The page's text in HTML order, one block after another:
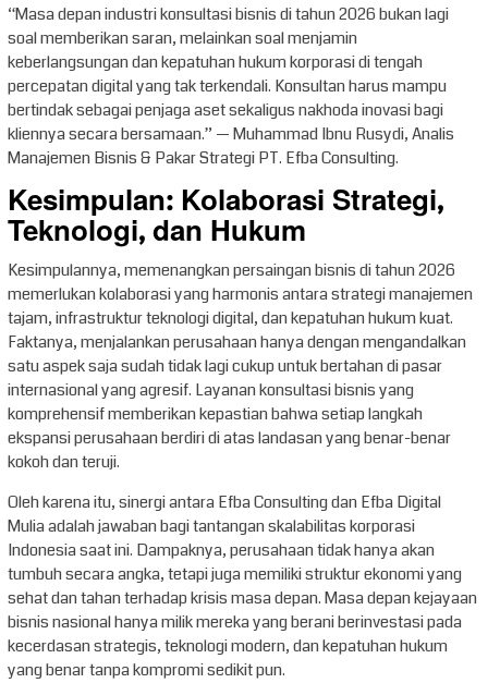
“Masa depan industri konsultasi bisnis di tahun 2026 bukan lagi
soal memberikan saran, melainkan soal menjamin
keberlangsungan dan kepatuhan hukum korporasi di tengah
percepatan digital yang tak terkendali. Konsultan harus mampu
bertindak sebagai penjaga aset sekaligus nakhoda inovasi bagi
kliennya secara bersamaan.” — Muhammad Ibnu Rusydi, Analis
Manajemen Bisnis & Pakar Strategi PT. Efba Consulting.
Kesimpulan: Kolaborasi Strategi,
Teknologi, dan Hukum
Kesimpulannya, memenangkan persaingan bisnis di tahun 2026
memerlukan kolaborasi yang harmonis antara strategi manajemen
tajam, infrastruktur teknologi digital, dan kepatuhan hukum kuat.
Faktanya, menjalankan perusahaan hanya dengan mengandalkan
satu aspek saja sudah tidak lagi cukup untuk bertahan di pasar
internasional yang agresif. Layanan konsultasi bisnis yang
komprehensif memberikan kepastian bahwa setiap langkah
ekspansi perusahaan berdiri di atas landasan yang benar-benar
kokoh dan teruji.
Oleh karena itu, sinergi antara Efba Consulting dan Efba Digital
Mulia adalah jawaban bagi tantangan skalabilitas korporasi
Indonesia saat ini. Dampaknya, perusahaan tidak hanya akan
tumbuh secara angka, tetapi juga memiliki struktur ekonomi yang
sehat dan tahan terhadap krisis masa depan. Masa depan kejayaan
bisnis nasional hanya milik mereka yang berani berinvestasi pada
kecerdasan strategis, teknologi modern, dan kepatuhan hukum
yang benar tanpa kompromi sedikit pun.